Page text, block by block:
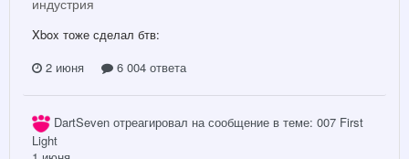
Xbox тоже сделал бтв:
2 июня
6 004 ответа
DartSeven отреагировал на сообщение в теме: 007 First
Light